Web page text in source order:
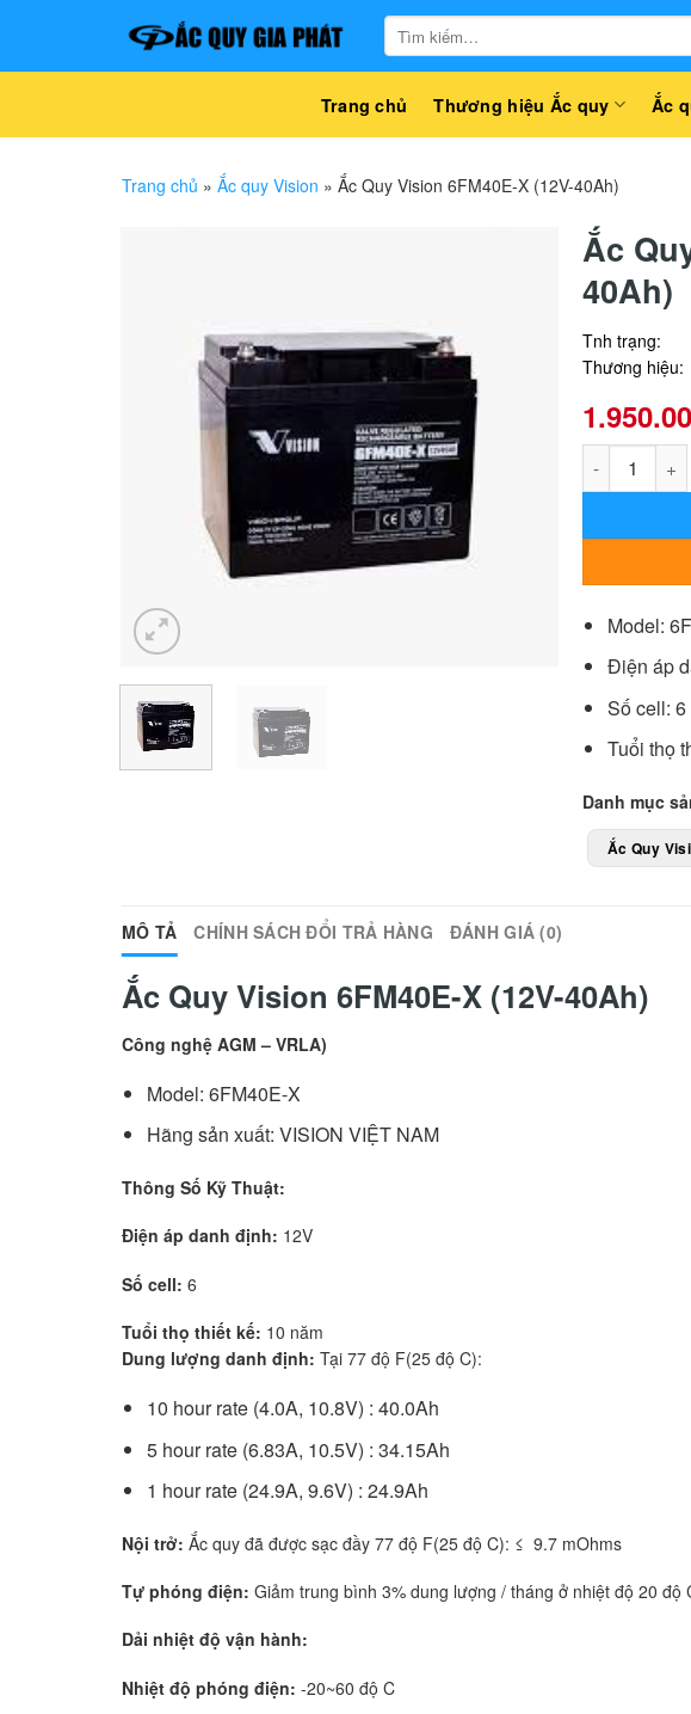
nội
Tìm
kiếm:
Trang chủ Thương hiệu Ắc quy Ắc
Trang chủ » Ắc quy Vision » Ắc Quy Vision 6FM40E-X (12V-40Ah)
Ắc
40Ah)
Tnh trạng:
Thương hiệu:
Model:
Điện áp
Số cell: 6
Tuổi thọ
Danh mục
Ắc Quy
MÔ TẢ CHÍNH SÁCH ĐỔI TRẢ HÀNG ĐÁNH GIÁ (0)
Ắc Quy Vision 6FM40E-X (12V-40Ah)
Công nghệ AGM – VRLA)
Model: 6FM40E-X
Hãng sản xuất: VISION VIỆT NAM
Thông Số Kỹ Thuật:
Điện áp danh định: 12V
Số cell: 6
Tuổi thọ thiết kế: 10 năm
Dung lượng danh định: Tại 77 độ F(25 độ C):
10 hour rate (4.0A, 10.8V) : 40.0Ah
5 hour rate (6.83A, 10.5V) : 34.15Ah
1 hour rate (24.9A, 9.6V) : 24.9Ah
Nội trở: Ắc quy đã được sạc đầy 77 độ F(25 độ C): ≤ 9.7 mOhms
Tự phóng điện: Giảm trung bình 3% dung lượng / tháng ở nhiệt độ 20 độ
Dải nhiệt độ vận hành:
Nhiệt độ phóng điện: -20~60 độ C